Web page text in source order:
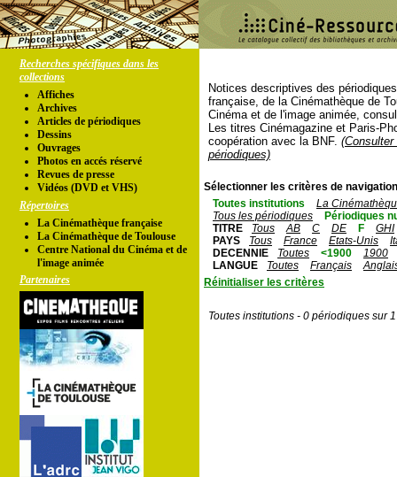
Recherches spécifiques dans les
collections
Affiches
Archives
Articles de périodiques
Dessins
Ouvrages
Photos en accés réservé
Revues de presse
Vidéos (DVD et VHS)
Répertoires
La Cinémathèque française
La Cinémathèque de Toulouse
Centre National du Cinéma et de
l'image animée
Partenaires
Notices descriptives des
française, de la Cinémathèque de
Cinéma et de l'image animée,
Les titres Cinémagazine et Paris-
coopération avec la BNF.
périodiques)
Sélectionner les critères de
Toutes institutions
La
Tous les périodiques
Périodiques
TITRE
Tous AB C DE F
GHI
PAYS
Tous France Etats-Unis
DECENNIE
Toutes <1900
1900
LANGUE
Toutes Français
Réinitialiser les critères
Toutes institutions - 0 périodiques sur